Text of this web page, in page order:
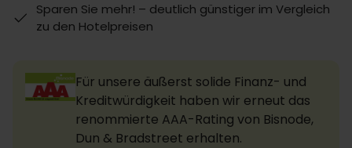
Sparen Sie mehr! – deutlich günstiger im Vergleich
zu den Hotelpreisen
Für unsere äußerst solide Finanz- und
Kreditwürdigkeit haben wir erneut das
renommierte AAA-Rating von Bisnode,
Dun & Bradstreet erhalten.